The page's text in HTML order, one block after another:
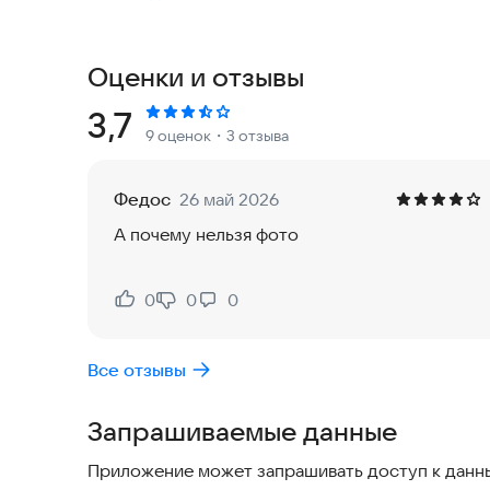
С помощью встроенных фильтров и эффектов
результат без лишних затрат.
Благодаря функциям размытия, кадрирования,
творчество не имело границ. Это бесплатный
Мастер создания фотоколлажей позволяет
можете выбрать подходящий шаблон,
Ключевые возможности:
Blur Photo Editor
Примените эффект размытия к фотографии,
опубликовать снимок без необходимости его
Оценки и отзывы
Рейтинг:
3,7 9 оценок ・3 отзыва
Федос 26 май 2026
А почему нельзя фото
Нравится:
0
Не нравится:
0 0
Все отзывы
Запрашиваемые данные
Приложение может запрашивать доступ к